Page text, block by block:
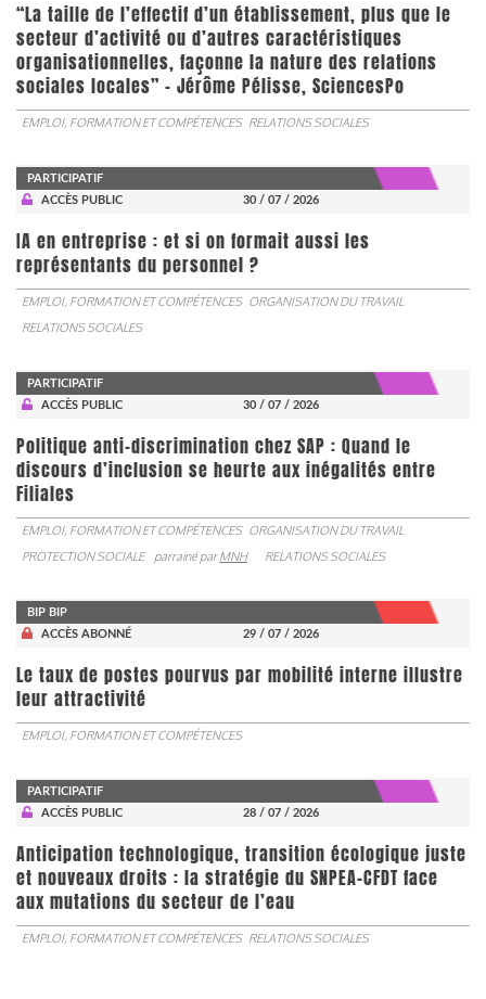
“La taille de l’effectif d’un établissement, plus que le
secteur d’activité ou d’autres caractéristiques
organisationnelles, façonne la nature des relations
sociales locales” - Jérôme Pélisse, SciencesPo
EMPLOI, FORMATION ET COMPÉTENCES RELATIONS SOCIALES
PARTICIPATIF
ACCÈS PUBLIC
30 / 07 / 2026
IA en entreprise : et si on formait aussi les
représentants du personnel ?
EMPLOI, FORMATION ET COMPÉTENCES ORGANISATION DU TRAVAIL
RELATIONS SOCIALES
PARTICIPATIF
ACCÈS PUBLIC
30 / 07 / 2026
Politique anti-discrimination chez SAP : Quand le
discours d’inclusion se heurte aux inégalités entre
Filiales
EMPLOI, FORMATION ET COMPÉTENCES ORGANISATION DU TRAVAIL
PROTECTION SOCIALE
parrainé parMNH RELATIONS SOCIALES
BIP BIP
ACCÈS ABONNÉ
29 / 07 / 2026
Le taux de postes pourvus par mobilité interne illustre
leur attractivité
EMPLOI, FORMATION ET COMPÉTENCES
PARTICIPATIF
ACCÈS PUBLIC
28 / 07 / 2026
Anticipation technologique, transition écologique juste
et nouveaux droits : la stratégie du SNPEA-CFDT face
aux mutations du secteur de l’eau
EMPLOI, FORMATION ET COMPÉTENCES RELATIONS SOCIALES